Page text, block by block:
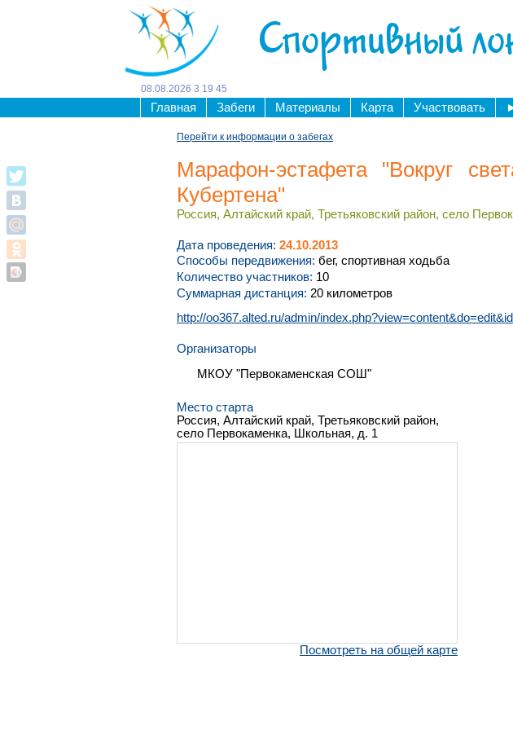
Спортивный
08 08 2026 3 19 45
Главная Забеги Материалы Карта Участвовать
Перейти к информации о забегах
Марафон-эстафета "Вокруг
Кубертена"
Россия, Алтайский край, Третьяковский район, село
Дата проведения: 24.10.2013
Способы передвижения: бег, спортивная ходьба
Количество участников: 10
Суммарная дистанция: 20 километров
http://oo367.alted.ru/admin/
Организаторы
МКОУ "Первокаменская СОШ"
Место старта
Россия, Алтайский край, Третьяковский район,
село Первокаменка, Школьная, д. 1
Посмотреть на общей карте